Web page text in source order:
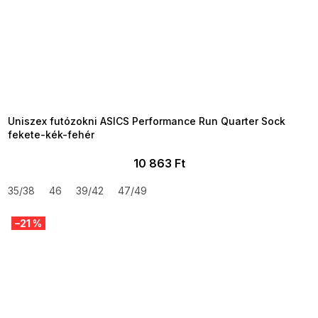
Uniszex futózokni ASICS Performance Run Quarter Sock
fekete-kék-fehér
10 863 Ft
35/38 46 39/42 47/49
–21 %